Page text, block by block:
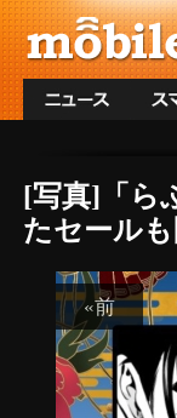
[写真]「ら
たセールも
«前